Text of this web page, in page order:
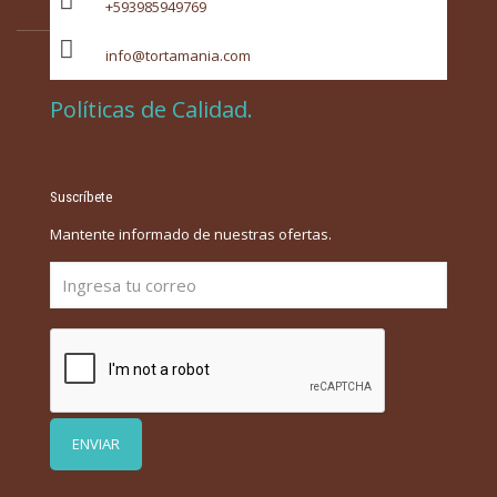
+593985949769
info@tortamania.com
Políticas de Calidad.
Suscríbete
Mantente informado de nuestras ofertas.